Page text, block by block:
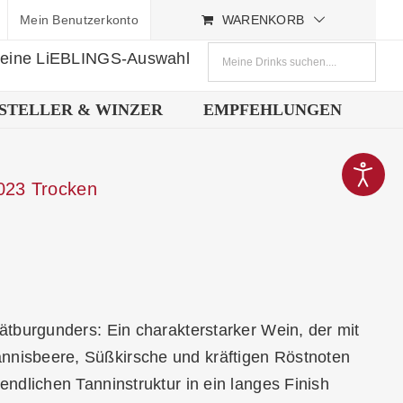
Mein Benutzerkonto WARENKORB
LiEBLINGS-Auswahl
& WINZER EMPFEHLUNGEN
Trocken
Ein charakterstarker Wein, der mit
Süßkirsche und kräftigen Röstnoten
Tanninstruktur in ein langes Finish